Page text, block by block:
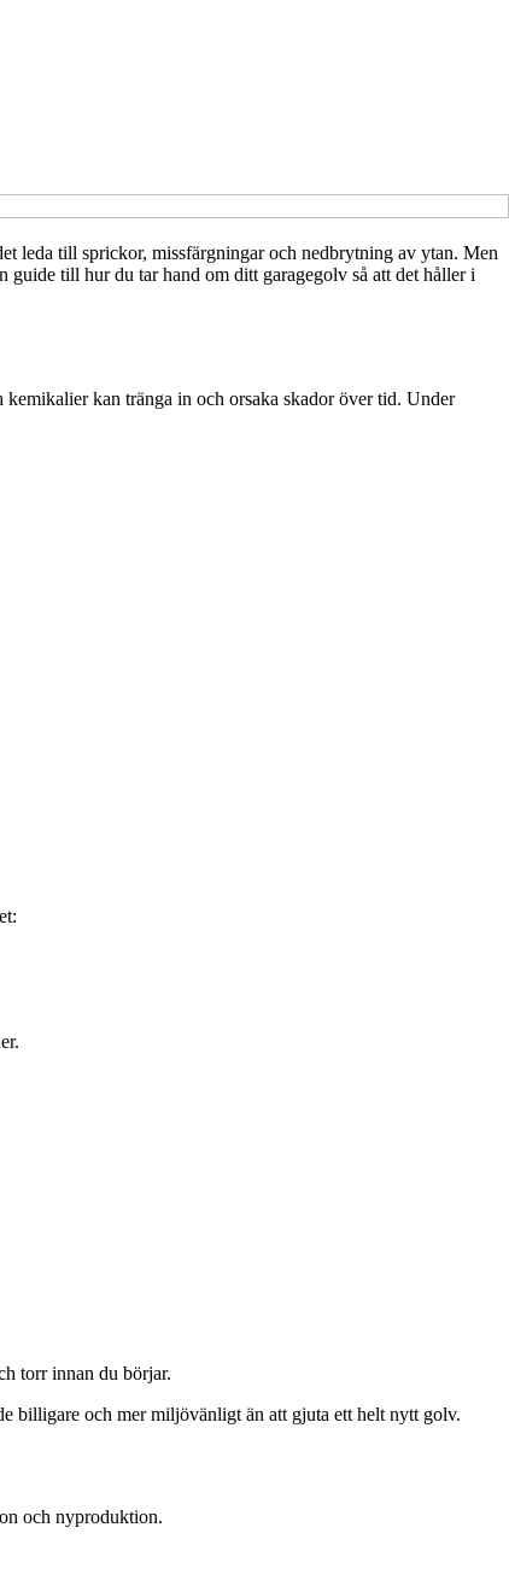
leda till sprickor, missfärgningar och nedbrytning av ytan. Men
guide till hur du tar hand om ditt garagegolv så att det håller i
kan tränga in och orsaka skador över tid. Under
torr innan du börjar.
billigare och mer miljövänligt än att gjuta ett helt nytt golv.
och nyproduktion.